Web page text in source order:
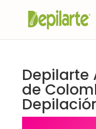
Depilarte
de